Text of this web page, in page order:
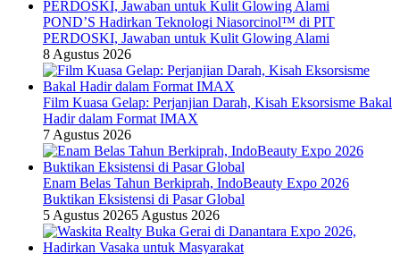
POND’S Hadirkan Teknologi Niasorcinol™ di PIT
PERDOSKI, Jawaban untuk Kulit Glowing Alami
8 Agustus 2026
Film Kuasa Gelap: Perjanjian Darah, Kisah Eksorsisme Bakal
Hadir dalam Format IMAX
7 Agustus 2026
Enam Belas Tahun Berkiprah, IndoBeauty Expo 2026
Buktikan Eksistensi di Pasar Global
5 Agustus 20265 Agustus 2026